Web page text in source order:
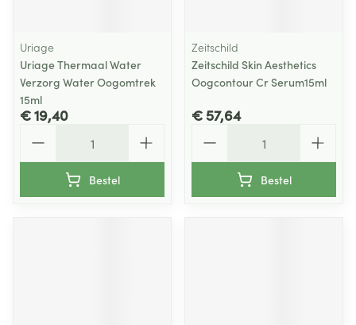
Uriage
Uriage Thermaal Water
Verzorg Water Oogomtrek
15ml
€ 19,40
Bestel
Zeitschild
Zeitschild Skin Aesthetics
Oogcontour Cr Serum15ml
€ 57,64
Bestel